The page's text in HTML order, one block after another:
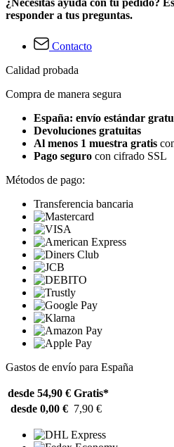
¿Necesitas ayuda con tu pedido?
responder a tus preguntas.
Contacto
Calidad probada
Compra de manera segura
España: envío estándar
Devoluciones gratuitas
Al menos 1 muestra gratis
Pago seguro con cifrado SSL
Métodos de pago:
Transferencia bancaria
Gastos de envío para España
desde 54,90 € Gratis*
desde 0,00 € 7,90 €